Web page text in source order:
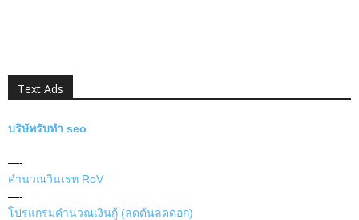
Text Ads
บริษัทรับทำ seo
—-
คำนวณวินเรท RoV
—-
โปรแกรมคำนวณเงินกู้ (ลดต้นลดดอก)